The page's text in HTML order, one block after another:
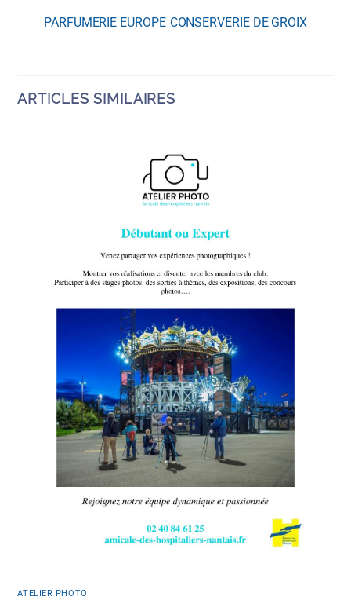
PARFUMERIE EUROPE CONSERVERIE DE GROIX
ARTICLES SIMILAIRES
ATELIER PHOTO